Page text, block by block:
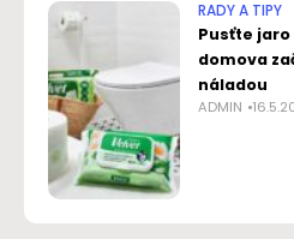
RADY A TIPY
Pusťte jaro
domova
náladou
ADMIN